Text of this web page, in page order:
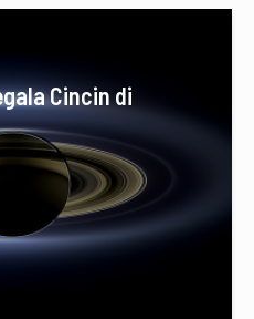
Cincin di